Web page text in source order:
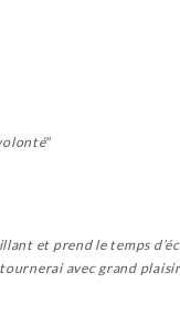
et prend le temps
avec grand